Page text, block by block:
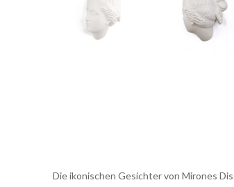
Die ikonischen Gesichter von Mirones